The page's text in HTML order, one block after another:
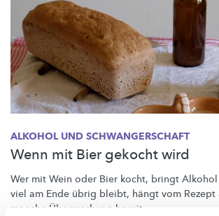
ALKOHOL UND SCHWANGERSCHAFT
Wenn mit Bier gekocht wird
Wer mit Wein oder Bier kocht, bringt Alkohol
viel am Ende übrig bleibt, hängt vom Rezept
manche Überraschung bereit.